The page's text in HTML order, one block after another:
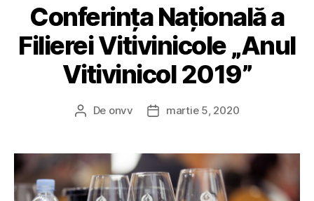
Conferința Națională a
Filierei Vitivinicole „Anul
Vitivinicol 2019”
Autor
De onvv
Datămartie 5, 2020